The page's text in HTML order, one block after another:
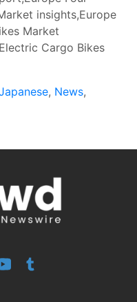
insights,Europe
Market
Cargo Bikes
, News,